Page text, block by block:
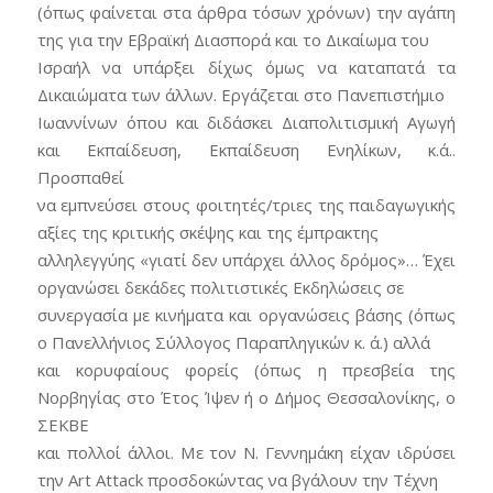
(όπως φαίνεται στα άρθρα τόσων χρόνων) την αγάπη
της για την Εβραϊκή Διασπορά και το Δικαίωμα του
Ισραήλ να υπάρξει δίχως όμως να καταπατά τα
Δικαιώματα των άλλων. Εργάζεται στο Πανεπιστήμιο
Ιωαννίνων όπου και διδάσκει Διαπολιτισμική Αγωγή
και Εκπαίδευση, Εκπαίδευση Ενηλίκων, κ.ά..
Προσπαθεί
να εμπνεύσει στους φοιτητές/τριες της παιδαγωγικής
αξίες της κριτικής σκέψης και της έμπρακτης
αλληλεγγύης «γιατί δεν υπάρχει άλλος δρόμος»… Έχει
οργανώσει δεκάδες πολιτιστικές Εκδηλώσεις σε
συνεργασία με κινήματα και οργανώσεις βάσης (όπως
ο Πανελλήνιος Σύλλογος Παραπληγικών κ. ά.) αλλά
και κορυφαίους φορείς (όπως η πρεσβεία της
Νορβηγίας στο Έτος Ίψεν ή ο Δήμος Θεσσαλονίκης, o
ΣΕΚΒΕ
και πολλοί άλλοι. Με τον Ν. Γεννημάκη είχαν ιδρύσει
την Art Attack προσδοκώντας να βγάλουν την Τέχνη